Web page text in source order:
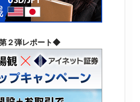
２弾レポート◆